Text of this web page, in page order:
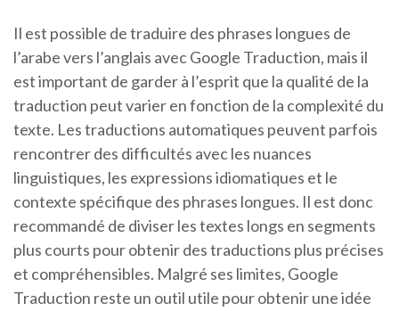
Il est possible de traduire des phrases longues de
l’arabe vers l’anglais avec Google Traduction, mais il
est important de garder à l’esprit que la qualité de la
traduction peut varier en fonction de la complexité du
texte. Les traductions automatiques peuvent parfois
rencontrer des difficultés avec les nuances
linguistiques, les expressions idiomatiques et le
contexte spécifique des phrases longues. Il est donc
recommandé de diviser les textes longs en segments
plus courts pour obtenir des traductions plus précises
et compréhensibles. Malgré ses limites, Google
Traduction reste un outil utile pour obtenir une idée